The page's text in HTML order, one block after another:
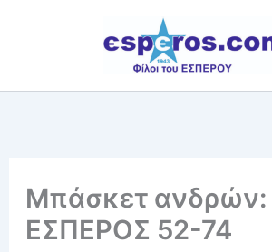
Mπάσκετ
ΕΣΠΕΡΟΣ 52-74